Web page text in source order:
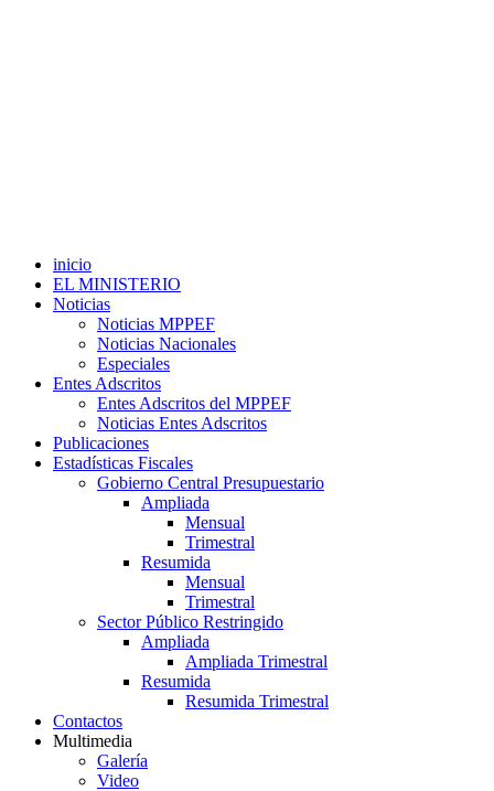
inicio
EL MINISTERIO
Noticias
Noticias MPPEF
Noticias Nacionales
Especiales
Entes Adscritos
Entes Adscritos del MPPEF
Noticias Entes Adscritos
Publicaciones
Estadísticas Fiscales
Gobierno Central Presupuestario
Ampliada
Mensual
Trimestral
Resumida
Mensual
Trimestral
Sector Público Restringido
Ampliada
Ampliada Trimestral
Resumida
Resumida Trimestral
Contactos
Multimedia
Galería
Video